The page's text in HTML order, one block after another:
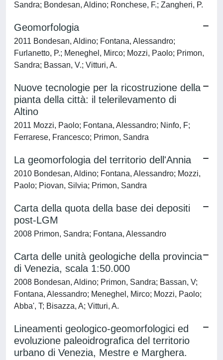
Sandra; Bondesan, Aldino; Ronchese, F.; Zangheri, P.
Geomorfologia
2011 Bondesan, Aldino; Fontana, Alessandro;
Furlanetto, P.; Meneghel, Mirco; Mozzi, Paolo; Primon,
Sandra; Bassan, V.; Vitturi, A.
Nuove tecnologie per la ricostruzione della
pianta della città: il telerilevamento di
Altino
2011 Mozzi, Paolo; Fontana, Alessandro; Ninfo, F;
Ferrarese, Francesco; Primon, Sandra
La geomorfologia del territorio dell'Annia
2010 Bondesan, Aldino; Fontana, Alessandro; Mozzi,
Paolo; Piovan, Silvia; Primon, Sandra
Carta della quota della base dei depositi
post-LGM
2008 Primon, Sandra; Fontana, Alessandro
Carta delle unità geologiche della provincia
di Venezia, scala 1:50.000
2008 Bondesan, Aldino; Primon, Sandra; Bassan, V;
Fontana, Alessandro; Meneghel, Mirco; Mozzi, Paolo;
Abba', T; Bisazza, A; Vitturi, A.
Lineamenti geologico-geomorfologici ed
evoluzione paleoidrografica del territorio
urbano di Venezia, Mestre e Marghera.